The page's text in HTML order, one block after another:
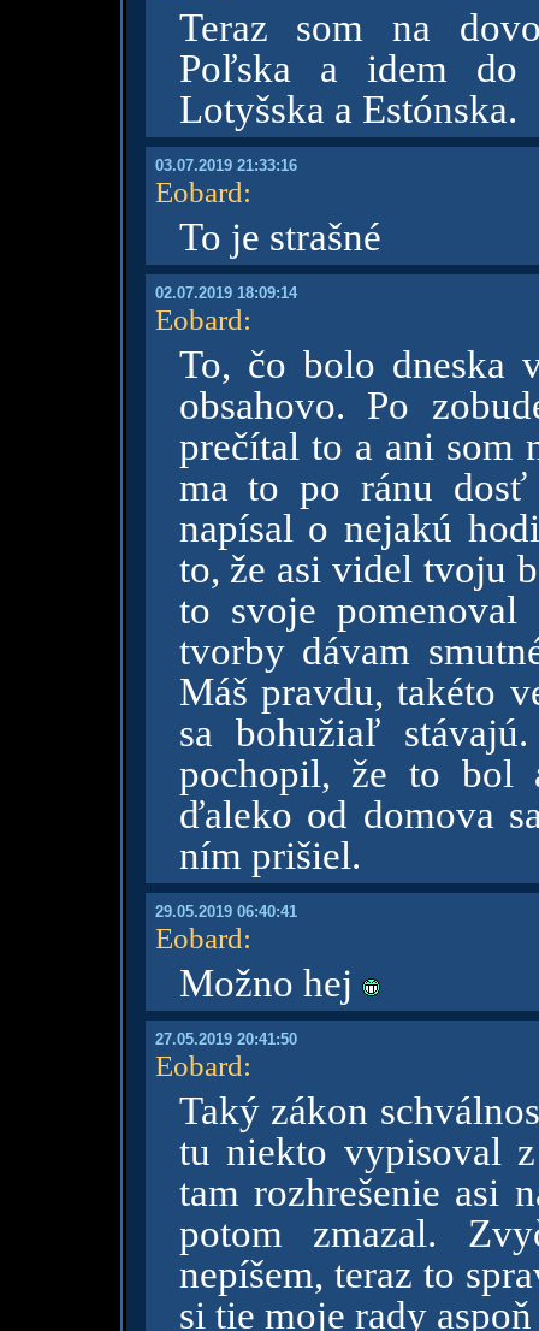
Teraz som na
Poľska a idem
Lotyšska a Estónska.
03.07.2019 21:33:16
Eobard:
To je strašné
02.07.2019 18:09:14
Eobard:
To, čo bolo dneska
obsahovo. Po
prečítal to a ani som
ma to po ránu dosť
napísal o nejakú
to, že asi videl tvoju
to svoje
tvorby dávam
Máš pravdu, takéto
sa bohužiaľ
pochopil, že to bol
ďaleko od domova
ním prišiel.
29.05.2019 06:40:41
Eobard:
Možno hej
27.05.2019 20:41:50
Eobard:
Taký zákon
tu niekto vypisoval
tam rozhrešenie asi
potom zmazal.
nepíšem, teraz to
si tie moje rady